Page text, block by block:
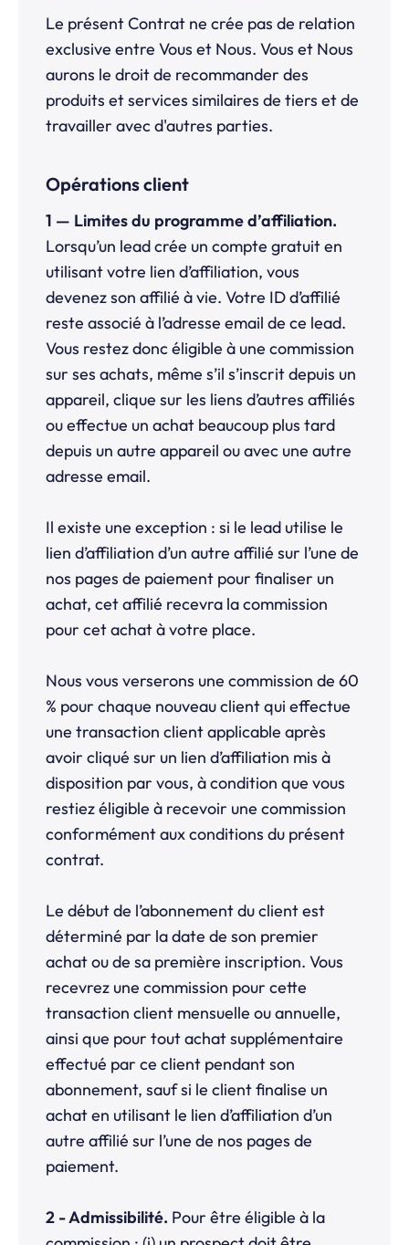
Le présent Contrat ne crée pas de relation
exclusive entre Vous et Nous. Vous et Nous
aurons le droit de recommander des
produits et services similaires de tiers et de
travailler avec d'autres parties.
Opérations client
1 — Limites du programme d’affiliation.
Lorsqu’un lead crée un compte gratuit en
utilisant votre lien d’affiliation, vous
devenez son affilié à vie. Votre ID d’affilié
reste associé à l’adresse email de ce lead.
Vous restez donc éligible à une commission
sur ses achats, même s’il s’inscrit depuis un
appareil, clique sur les liens d’autres affiliés
ou effectue un achat beaucoup plus tard
depuis un autre appareil ou avec une autre
adresse email.
Il existe une exception : si le lead utilise le
lien d’affiliation d’un autre affilié sur l’une de
nos pages de paiement pour finaliser un
achat, cet affilié recevra la commission
pour cet achat à votre place.
Nous vous verserons une commission de 60
% pour chaque nouveau client qui effectue
une transaction client applicable après
avoir cliqué sur un lien d’affiliation mis à
disposition par vous, à condition que vous
restiez éligible à recevoir une commission
conformément aux conditions du présent
contrat.
Le début de l’abonnement du client est
déterminé par la date de son premier
achat ou de sa première inscription. Vous
recevrez une commission pour cette
transaction client mensuelle ou annuelle,
ainsi que pour tout achat supplémentaire
effectué par ce client pendant son
abonnement, sauf si le client finalise un
achat en utilisant le lien d’affiliation d’un
autre affilié sur l’une de nos pages de
paiement.
2 - Admissibilité. Pour être éligible à la